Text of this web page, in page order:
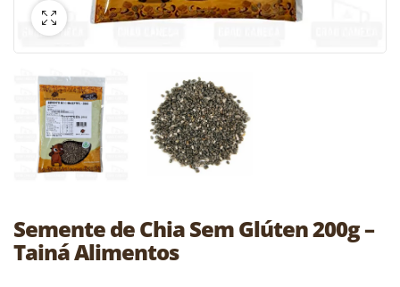
Semente de Chia Sem Glúten 200g –
Tainá Alimentos